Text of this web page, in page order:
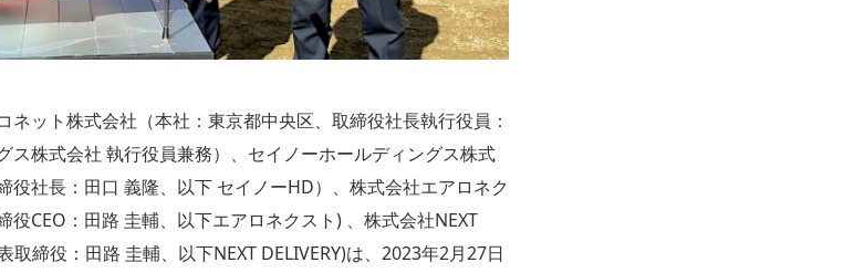
ット株式会社（本社：東京都中央区、取締役社長執行役員：
株式会社 執行役員兼務）、セイノーホールディングス株式
役社長：田口 義隆、以下 セイノーHD）、株式会社エアロネク
CEO：田路 圭輔、以下エアロネクスト) 、株式会社NEXT
取締役：田路 圭輔、以下NEXT DELIVERY)は、2023年2月27日